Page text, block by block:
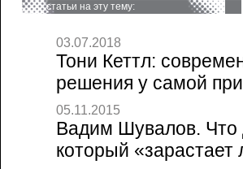
статьи на эту тему:
03.07.2018
Тони Кеттл:
решения у самой
05.11.2015
Вадим Шувалов. Что
который